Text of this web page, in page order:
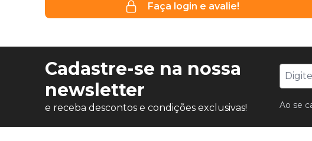
Faça login e avalie!
Cadastre-se na nossa
newsletter
e receba descontos e condições exclusivas! Ao se